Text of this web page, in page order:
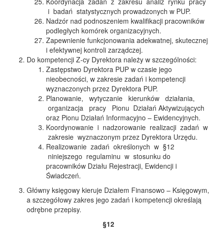
i badań statystycznych prowadzonych w PUP.
Nadzór nad podnoszeniem kwalifikacji pracowników
podległych komórek organizacyjnych.
Zapewnienie funkcjonowania adekwatnej, skutecznej
i efektywnej kontroli zarządczej.
Do kompetencji Z-cy Dyrektora należy w szczególności:
Zastępstwo Dyrektora PUP w czasie jego
nieobecności, w zakresie zadań i kompetencji
wyznaczonych przez Dyrektora PUP.
Planowanie, wytyczanie kierunków działania,
organizacja pracy Pionu Działań Aktywizujących
oraz Pionu Działań Informacyjno – Ewidencyjnych.
Koordynowanie i nadzorowanie realizacji zadań w
zakresie wyznaczonym przez Dyrektora Urzędu.
Realizowanie zadań określonych w §12
niniejszego regulaminu w stosunku do
pracowników Działu Rejestracji, Ewidencji i
Świadczeń.
Główny księgowy kieruje Działem Finansowo – Księgowym,
a szczegółowy zakres jego zadań i kompetencji określają
odrębne przepisy.
§12